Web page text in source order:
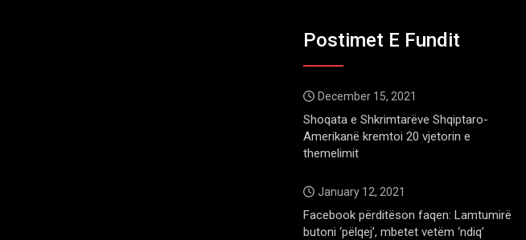
Postimet E Fundit
December 15, 2021
Shoqata e Shkrimtarëve Shqiptaro-
Amerikanë kremtoi 20 vjetorin e
themelimit
January 12, 2021
Facebook përditëson faqen: Lamtumirë
butoni ‘pëlqej’, mbetet vetëm ‘ndiq’